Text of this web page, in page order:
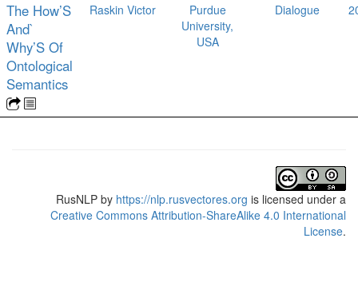
The How’S
And`
Why’S Of
Ontological
Semantics
Raskin Victor
Purdue
University,
USA
Dialogue
RusNLP by https://nlp.rusvectores.org is licensed under a
Creative Commons Attribution-ShareAlike 4.0 International
License.